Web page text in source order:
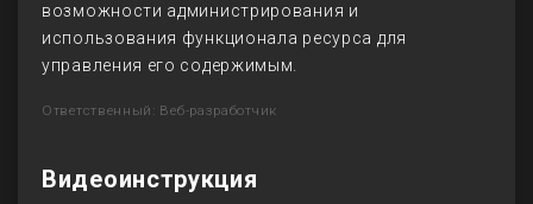
возможности администрирования и
использования функционала ресурса для
управления его содержимым.
Ответственный: Веб-разработчик
Видеоинструкция